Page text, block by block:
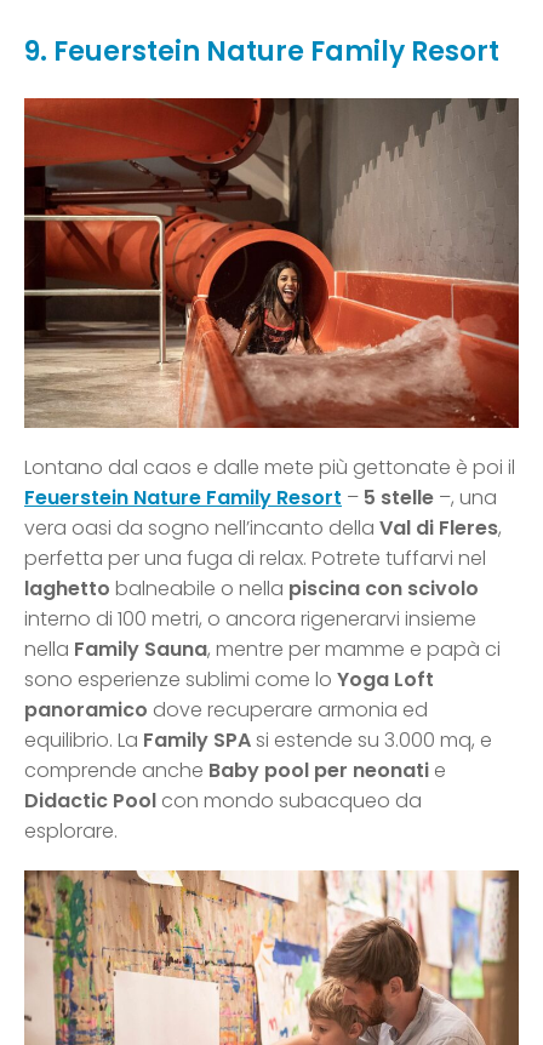
9. Feuerstein Nature Family Resort
Lontano dal caos e dalle mete più gettonate è poi il
Feuerstein Nature Family Resort – 5 stelle –, una
vera oasi da sogno nell’incanto della Val di Fleres,
perfetta per una fuga di relax. Potrete tuffarvi nel
laghetto balneabile o nella piscina con scivolo
interno di 100 metri, o ancora rigenerarvi insieme
nella Family Sauna, mentre per mamme e papà ci
sono esperienze sublimi come lo Yoga Loft
panoramico dove recuperare armonia ed
equilibrio. La Family SPAsi estende su 3.000 mq, e
comprende anche Baby pool per neonati e
Didactic Pool con mondo subacqueo da
esplorare.